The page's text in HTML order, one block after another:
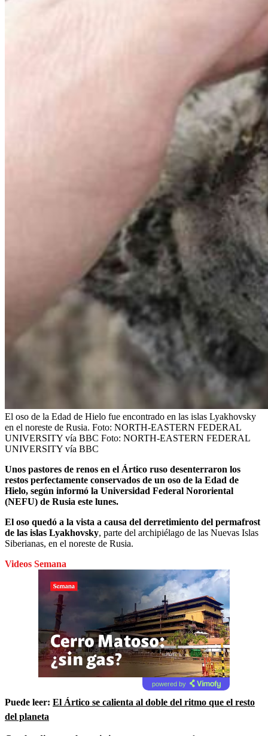
El oso de la Edad de Hielo fue encontrado en las islas Lyakhovsky
en el noreste de Rusia. Foto: NORTH-EASTERN FEDERAL
UNIVERSITY vía BBC Foto: NORTH-EASTERN FEDERAL
UNIVERSITY vía BBC
Unos pastores de renos en el Ártico ruso desenterraron los
restos perfectamente conservados de un oso de la Edad de
Hielo, según informó la Universidad Federal Nororiental
(NEFU) de Rusia este lunes.
El oso quedó a la vista a causa del derretimiento del permafrost
de las islas Lyakhovsky, parte del archipiélago de las Nuevas Islas
Siberianas, en el noreste de Rusia.
Videos Semana
powered by
Puede leer: El Ártico se calienta al doble del ritmo que el resto
del planeta